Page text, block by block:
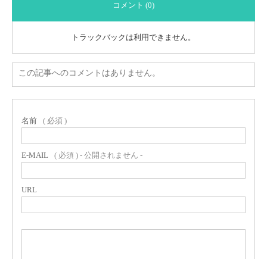
コメント (0)
トラックバックは利用できません。
この記事へのコメントはありません。
名前 ( 必須 )
E-MAIL ( 必須 ) - 公開されません -
URL